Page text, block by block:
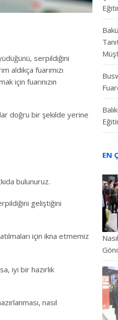
serpildiğini
aldıkça fuarımızı
için fuarınızın
doğru bir şekilde yerine
bulunuruz.
geliştiğini
için ikna etmemiz
iyi bir hazırlık
nasıl
EN